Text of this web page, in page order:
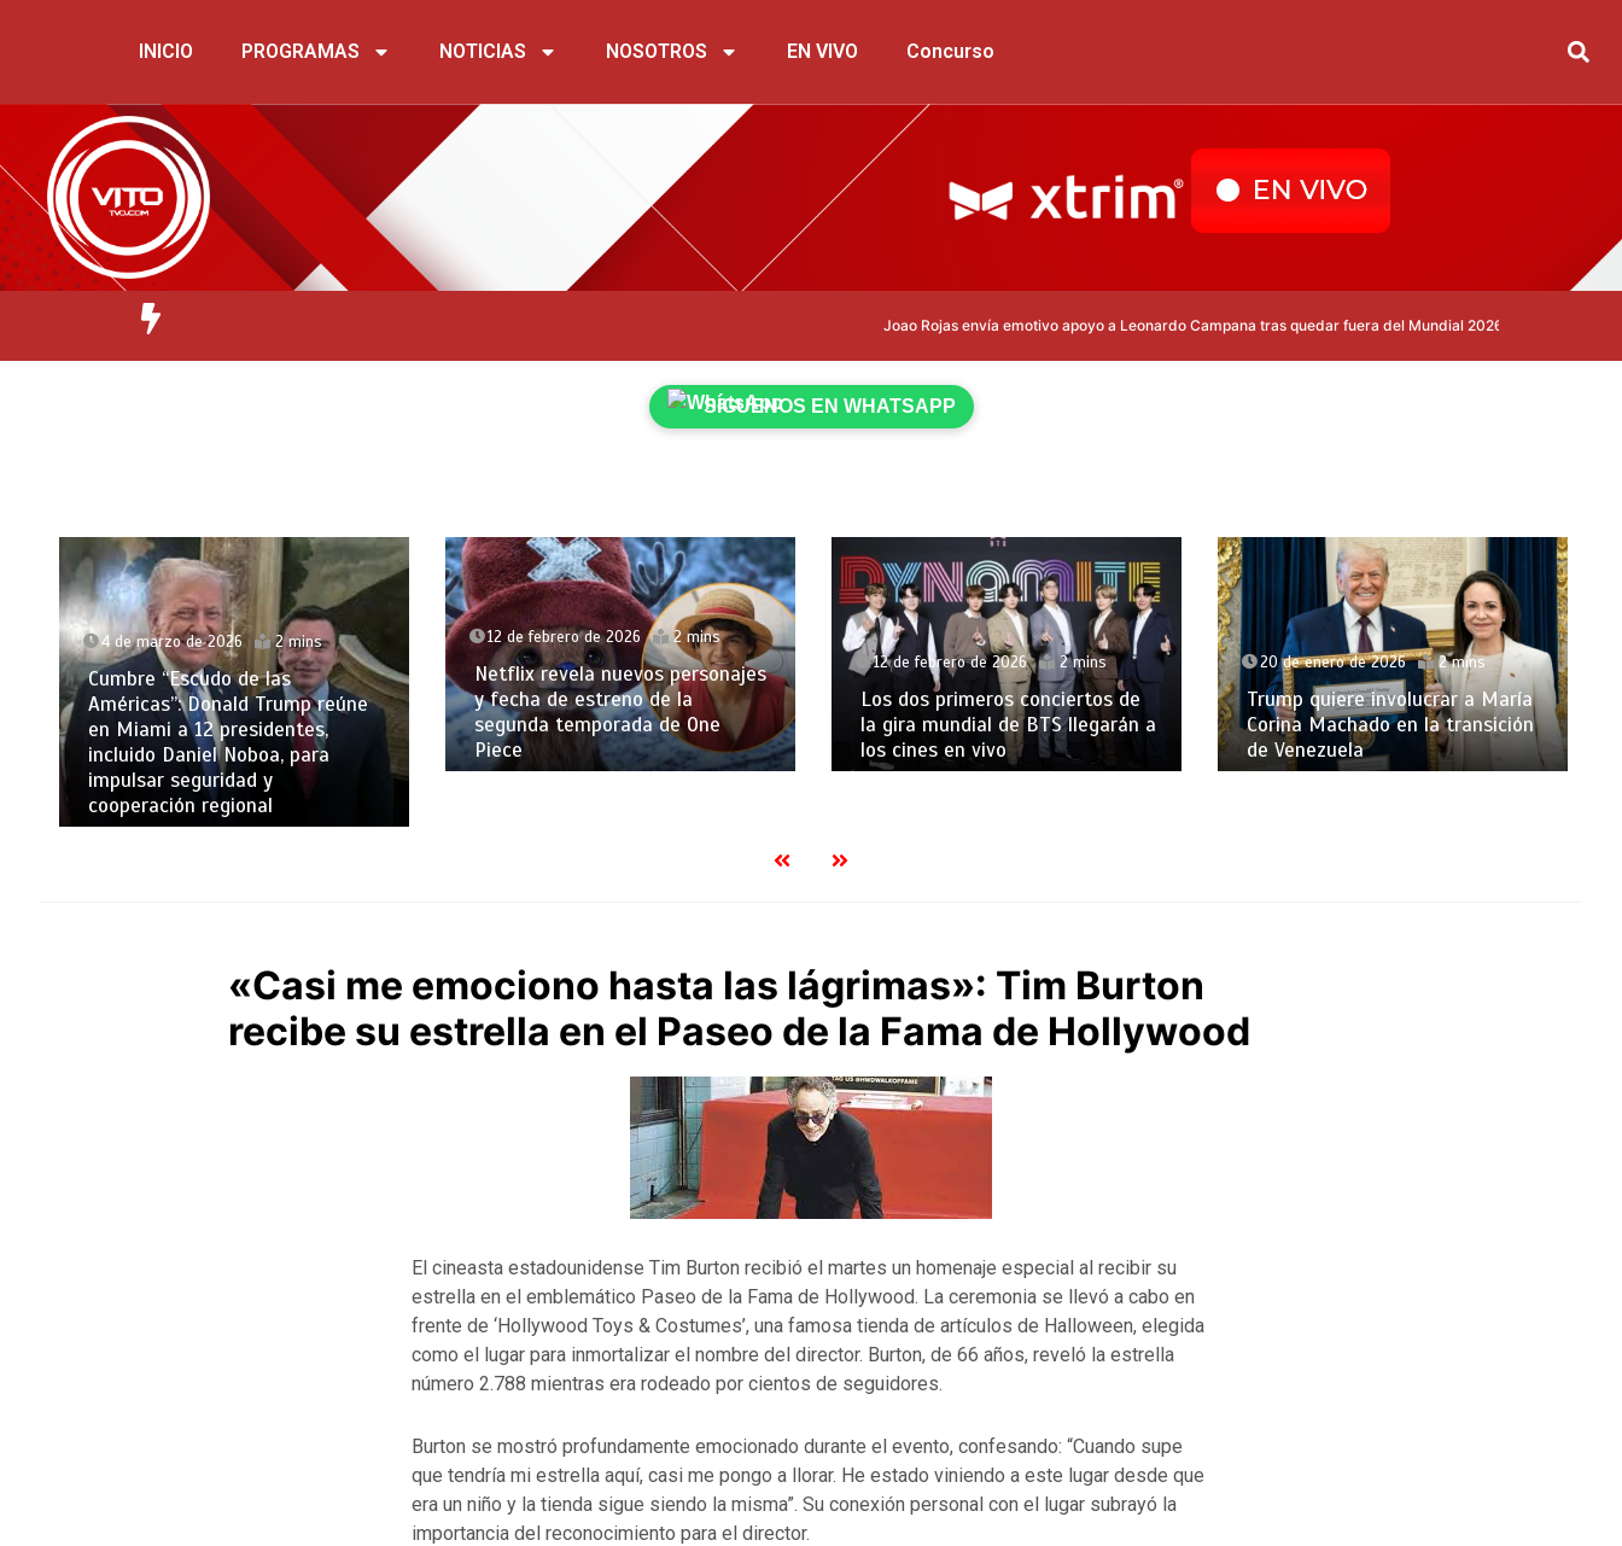
INICIO PROGRAMAS NOTICIAS NOSOTROS EN VIVO Concurso
Joao Rojas envía emotivo apoyo a Leonardo Campana tras quedar fuera del Mundial 2026 Real Madrid
SÍGUENOS EN WHATSAPP
4 de marzo de 2026 2 mins
Cumbre “Escudo de las
Américas”: Donald Trump reúne
en Miami a 12 presidentes,
incluido Daniel Noboa, para
impulsar seguridad y
cooperación regional
12 de febrero de 2026 2 mins
Netflix revela nuevos personajes
y fecha de estreno de la
segunda temporada de One
Piece
12 de febrero de 2026 2 mins
Los dos primeros conciertos de
la gira mundial de BTS llegarán a
los cines en vivo
20 de enero de 2026 2 mins
Trump quiere involucrar a María
Corina Machado en la transición
de Venezuela
«Casi me emociono hasta las lágrimas»: Tim Burton
recibe su estrella en el Paseo de la Fama de Hollywood
El cineasta estadounidense Tim Burton recibió el martes un homenaje especial al recibir su
estrella en el emblemático Paseo de la Fama de Hollywood. La ceremonia se llevó a cabo en
frente de ‘Hollywood Toys & Costumes’, una famosa tienda de artículos de Halloween, elegida
como el lugar para inmortalizar el nombre del director. Burton, de 66 años, reveló la estrella
número 2.788 mientras era rodeado por cientos de seguidores.
Burton se mostró profundamente emocionado durante el evento, confesando: “Cuando supe
que tendría mi estrella aquí, casi me pongo a llorar. He estado viniendo a este lugar desde que
era un niño y la tienda sigue siendo la misma”. Su conexión personal con el lugar subrayó la
importancia del reconocimiento para el director.